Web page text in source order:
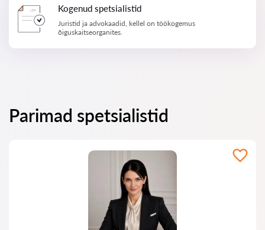
Kogenud spetsialistid
Juristid ja advokaadid, kellel on töökogemus
õiguskaitseorganites.
Parimad spetsialistid